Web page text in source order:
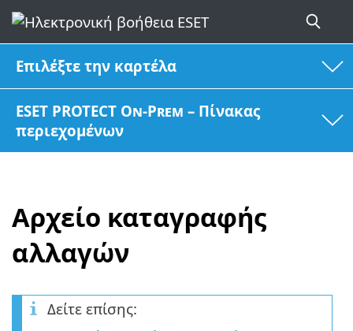
Επιλέξτε την καρτέλα
ESET PROTECT On-Prem – Πίνακας
περιεχομένων
Αρχείο καταγραφής
αλλαγών
Δείτε επίσης: